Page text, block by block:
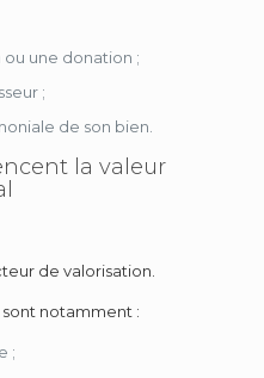
une donation ;
;
de son bien.
la valeur
de valorisation.
notamment :
;